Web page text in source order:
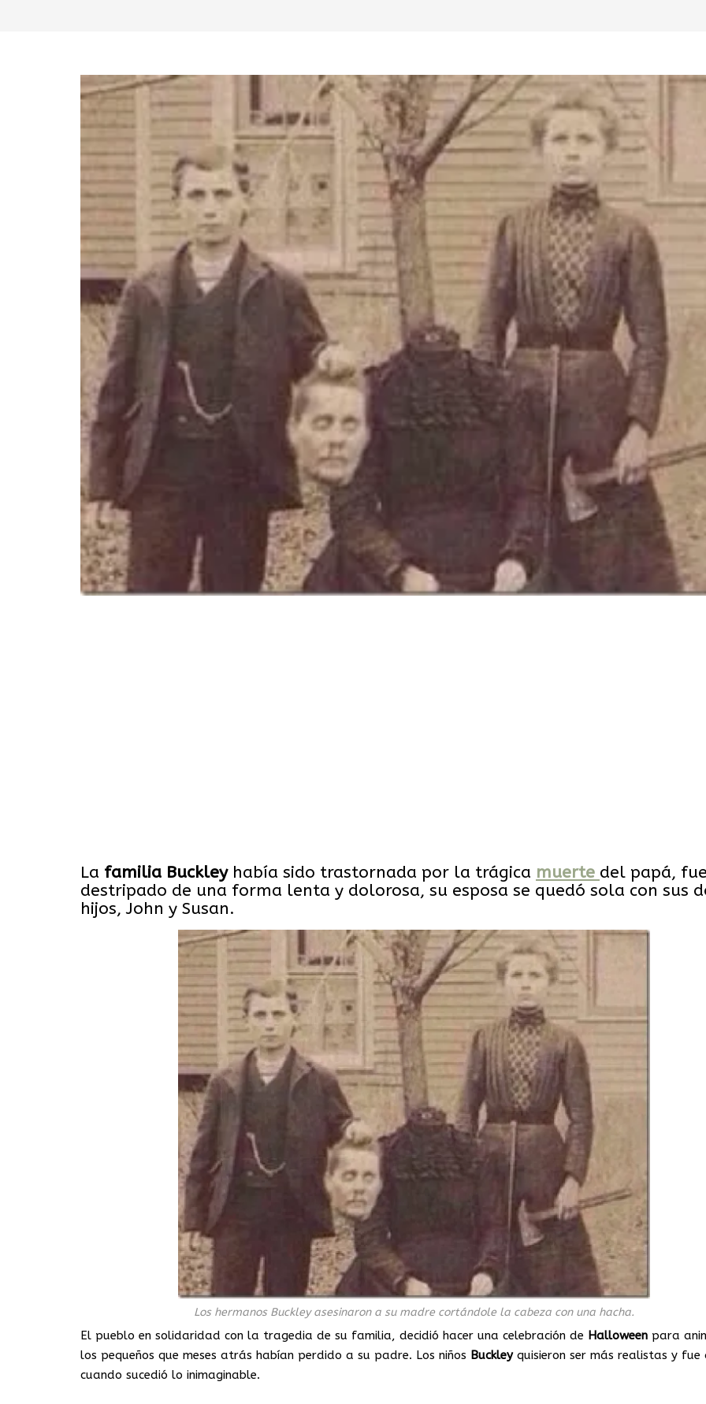
La familia Buckleyhabía sido trastornada por la trágica muerte del papá,
destripado de una forma lenta y dolorosa, su esposa se quedó sola con sus
hijos, John y Susan.
Los hermanos Buckley asesinaron a su madre cortándole la cabeza con una hacha.
El pueblo en solidaridad con la tragedia de su familia, decidió hacer una celebración de Halloween para
los pequeños que meses atrás habían perdido a su padre. Los niños Buckleyquisieron ser más realistas y fue
cuando sucedió lo inimaginable.